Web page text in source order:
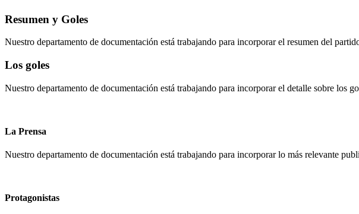
Resumen y Goles
Nuestro departamento de documentación está trabajando para incorporar el resumen del
Los goles
Nuestro departamento de documentación está trabajando para incorporar el detalle sobre los
La Prensa
Nuestro departamento de documentación está trabajando para incorporar lo más relevante
Protagonistas